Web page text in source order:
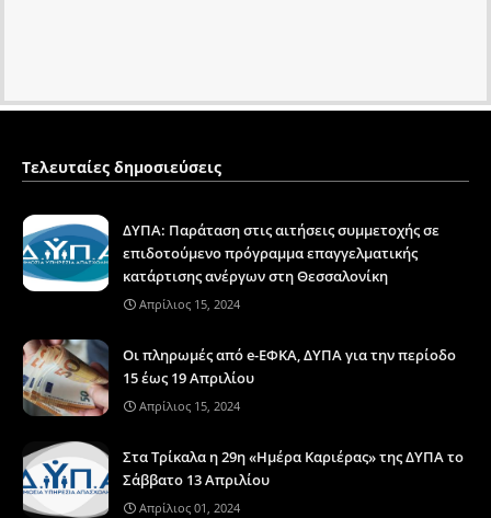
Τελευταίες δημοσιεύσεις
ΔΥΠΑ: Παράταση στις αιτήσεις συμμετοχής σε
επιδοτούμενο πρόγραμμα επαγγελματικής
κατάρτισης ανέργων στη Θεσσαλονίκη
Απρίλιος 15, 2024
Οι πληρωμές από e-ΕΦΚΑ, ΔΥΠΑ για την περίοδο
15 έως 19 Απριλίου
Απρίλιος 15, 2024
Στα Τρίκαλα η 29η «Ημέρα Καριέρας» της ΔΥΠΑ το
Σάββατο 13 Απριλίου
Απρίλιος 01, 2024